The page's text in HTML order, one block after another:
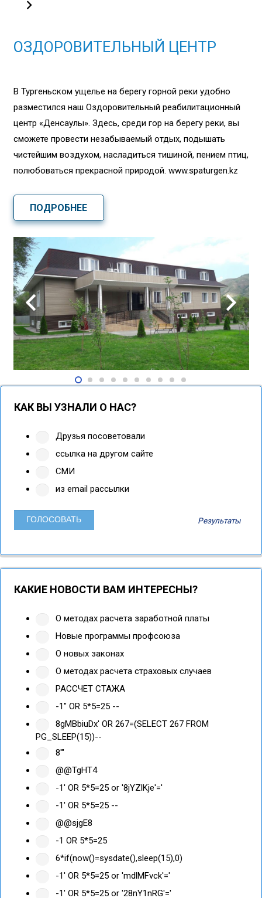
ОЗДОРОВИТЕЛЬНЫЙ ЦЕНТР
В Тургеньском ущелье на берегу горной реки удобно
разместился наш Оздоровительный реабилитационный
центр «Денсаулық». Здесь, среди гор на берегу реки, вы
сможете провести незабываемый отдых, подышать
чистейшим воздухом, насладиться тишиной, пением птиц,
полюбоваться прекрасной природой. www.spaturgen.kz
ПОДРОБНЕЕ
КАК ВЫ УЗНАЛИ О НАС?
Друзья посоветовали
ссылка на другом сайте
СМИ
из email рассылки
Результаты
КАКИЕ НОВОСТИ ВАМ ИНТЕРЕСНЫ?
О методах расчета заработной платы
Новые программы профсоюза
О новых законах
О методах расчета страховых случаев
РАССЧЕТ СТАЖА
-1" OR 5*5=25 --
8gMBbiuDx' OR 267=(SELECT 267 FROM
PG_SLEEP(15))--
8'"
@@TgHT4
-1' OR 5*5=25 or '8jYZlKje'='
-1' OR 5*5=25 --
@@sjgE8
-1 OR 5*5=25
6*if(now()=sysdate(),sleep(15),0)
-1' OR 5*5=25 or 'mdlMFvck'='
-1' OR 5*5=25 or '28nY1nRG'='